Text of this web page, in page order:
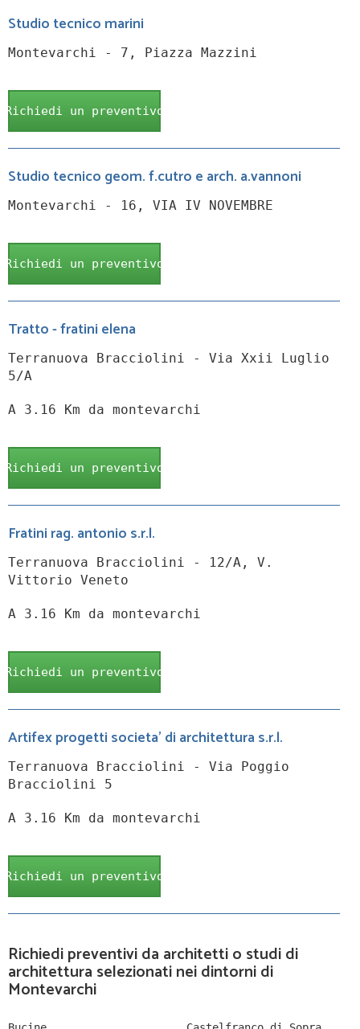
Studio tecnico marini
Montevarchi - 7, Piazza Mazzini
Richiedi un preventivo
Studio tecnico geom. f.cutro e arch. a.vannoni
Montevarchi - 16, VIA IV NOVEMBRE
Richiedi un preventivo
Tratto - fratini elena
Terranuova Bracciolini - Via Xxii Luglio
5/A
A 3.16 Km da montevarchi
Richiedi un preventivo
Fratini rag. antonio s.r.l.
Terranuova Bracciolini - 12/A, V.
Vittorio Veneto
A 3.16 Km da montevarchi
Richiedi un preventivo
Artifex progetti societa' di architettura s.r.l.
Terranuova Bracciolini - Via Poggio
Bracciolini 5
A 3.16 Km da montevarchi
Richiedi un preventivo
Richiedi preventivi da architetti o studi di
architettura selezionati nei dintorni di
Montevarchi